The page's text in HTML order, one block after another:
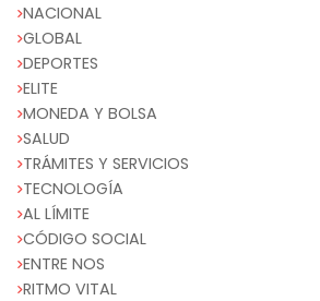
NACIONAL
GLOBAL
DEPORTES
ELITE
MONEDA Y BOLSA
SALUD
TRÁMITES Y SERVICIOS
TECNOLOGÍA
AL LÍMITE
CÓDIGO SOCIAL
ENTRE NOS
RITMO VITAL